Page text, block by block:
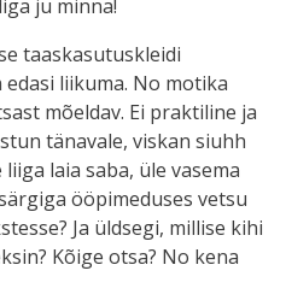
ju minna!
taaskasutuskleidi
liikuma. No motika
mõeldav. Ei praktiline ja
tänavale, viskan siuhh
laia saba, üle vasema
ööpimeduses vetsu
Ja üldsegi, millise kihi
Kõige otsa? No kena